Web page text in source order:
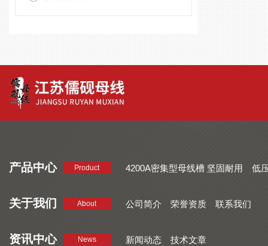
产品中心 Product 4200A密集型母线槽 坚固耐用
低
关于我们 About 公司简介 荣誉资质 联系我们
资讯中心 News 新闻动态 技术文章